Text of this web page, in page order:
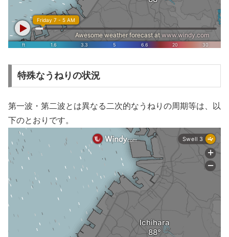
特殊なうねりの状況
第一波・第二波とは異なる二次的なうねりの周期等は、以
下のとおりです。